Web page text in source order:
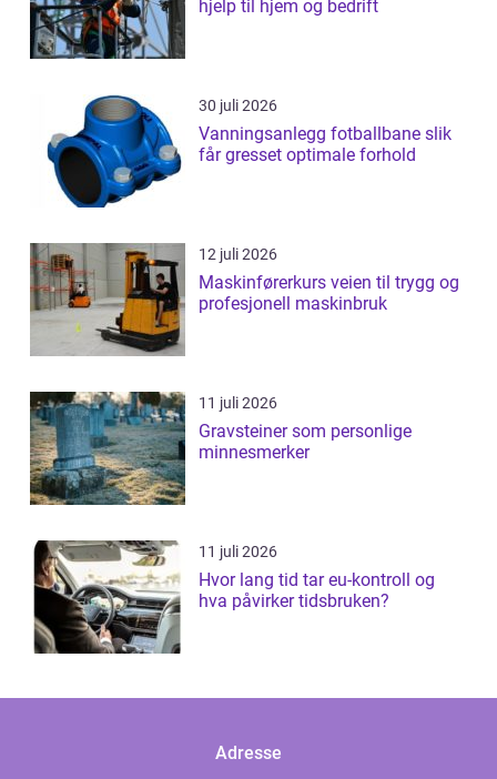
hjelp til hjem og bedrift
30 juli 2026
Vanningsanlegg fotballbane slik
får gresset optimale forhold
12 juli 2026
Maskinførerkurs veien til trygg og
profesjonell maskinbruk
11 juli 2026
Gravsteiner som personlige
minnesmerker
11 juli 2026
Hvor lang tid tar eu-kontroll og
hva påvirker tidsbruken?
Adresse